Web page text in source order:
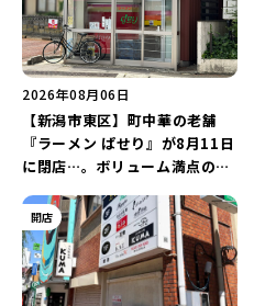
2026年08月06日
【新潟市東区】町中華の老舗
『ラーメン ぱせり』が8月11日
に閉店…。ボリューム満点の名
開店